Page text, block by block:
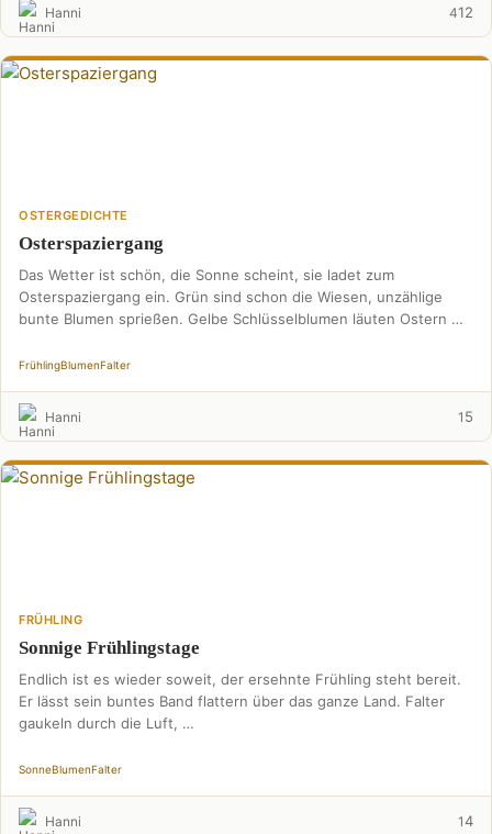
Hanni 412
OSTERGEDICHTE
Osterspaziergang
Das Wetter ist schön, die Sonne scheint, sie ladet zum
Osterspaziergang ein. Grün sind schon die Wiesen, unzählige
bunte Blumen sprießen. Gelbe Schlüsselblumen läuten Ostern …
FrühlingBlumenFalter
Hanni 1 5
FRÜHLING
Sonnige Frühlingstage
Endlich ist es wieder soweit, der ersehnte Frühling steht bereit.
Er lässt sein buntes Band flattern über das ganze Land. Falter
gaukeln durch die Luft, …
SonneBlumenFalter
Hanni 14